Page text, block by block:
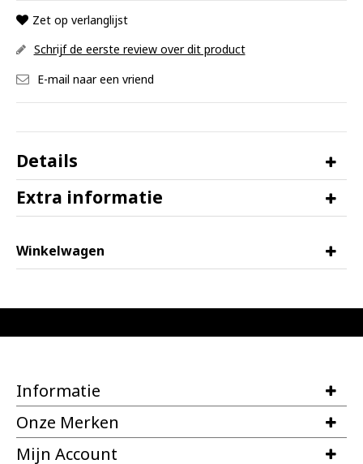
Zet op verlanglijst
Schrijf de eerste review over dit product
E-mail naar een vriend
Details
Extra informatie
Winkelwagen
Informatie
Onze Merken
Mijn Account